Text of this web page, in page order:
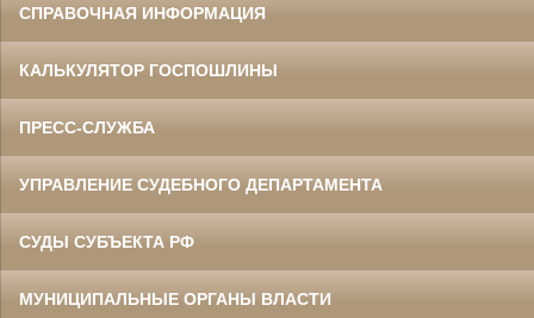
СПРАВОЧНАЯ ИНФОРМАЦИЯ
КАЛЬКУЛЯТОР ГОСПОШЛИНЫ
ПРЕСС-СЛУЖБА
УПРАВЛЕНИЕ СУДЕБНОГО ДЕПАРТАМЕНТА
СУДЫ СУБЪЕКТА РФ
МУНИЦИПАЛЬНЫЕ ОРГАНЫ ВЛАСТИ